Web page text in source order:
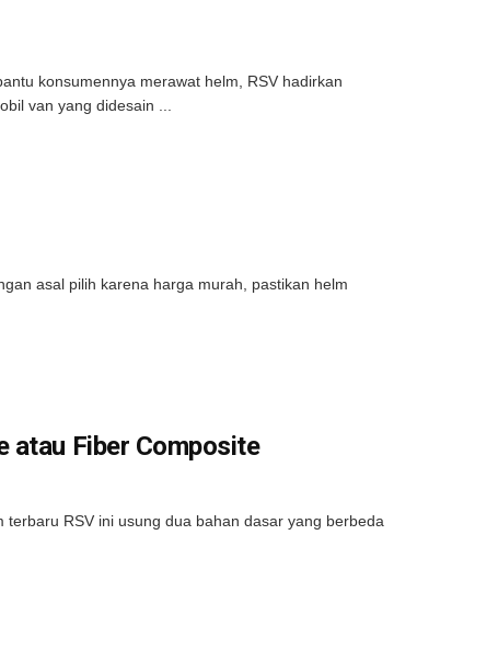
konsumennya merawat helm, RSV hadirkan
van yang didesain ...
asal pilih karena harga murah, pastikan helm
atau Fiber Composite
RSV ini usung dua bahan dasar yang berbeda